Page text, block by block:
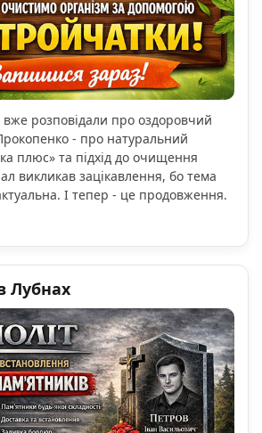
вже розповідали про оздоровчий
- про натуральний
плюс» та підхід до очищення
викликав зацікавлення, бо тема
І тепер - це продовження.
Лубнах